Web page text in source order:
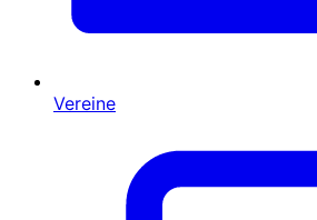
Vereine